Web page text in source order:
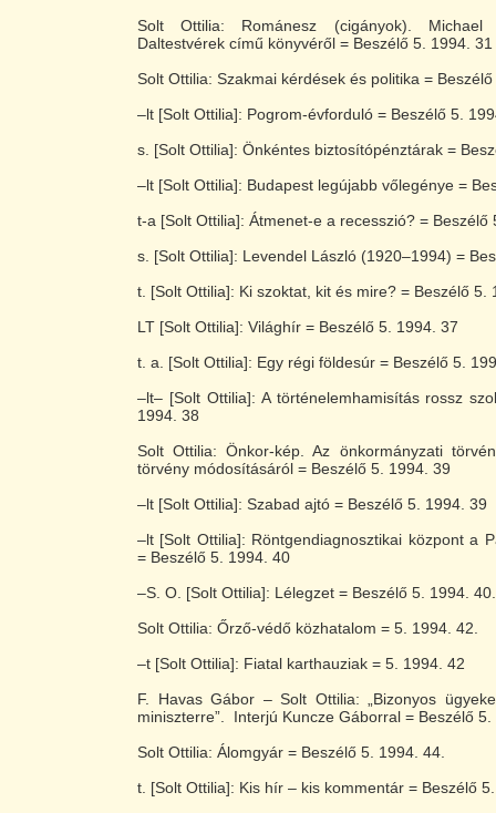
Solt Ottilia: Románesz (cigányok). Michael
Daltestvérek című könyvéről = Beszélő 5. 1994. 31
Solt Ottilia: Szakmai kérdések és politika =
–lt [Solt Ottilia]: Pogrom-évforduló = Beszélő 5.
s. [Solt Ottilia]: Önkéntes biztosítópénztárak =
–lt [Solt Ottilia]: Budapest legújabb vőlegénye =
t-a [Solt Ottilia]: Átmenet-e a recesszió? = Beszélő
s. [Solt Ottilia]: Levendel László (1920–1994) =
t. [Solt Ottilia]: Ki szoktat, kit és mire? = Beszélő 5.
LT [Solt Ottilia]: Világhír = Beszélő 5. 1994. 37
t. a. [Solt Ottilia]: Egy régi földesúr = Beszélő 5.
–lt– [Solt Ottilia]: A történelemhamisítás rossz
1994. 38
Solt Ottilia: Önkor-kép. Az önkormányzati
törvény módosításáról = Beszélő 5. 1994. 39
–lt [Solt Ottilia]: Szabad ajtó = Beszélő 5. 1994. 39
–lt [Solt Ottilia]: Röntgendiagnosztikai központ a
= Beszélő 5. 1994. 40
–S. O. [Solt Ottilia]: Lélegzet = Beszélő 5. 1994. 40.
Solt Ottilia: Őrző-védő közhatalom = 5. 1994. 42.
–t [Solt Ottilia]: Fiatal karthauziak = 5. 1994. 42
F. Havas Gábor – Solt Ottilia: „Bizonyos
miniszterre”. Interjú Kuncze Gáborral = Beszélő
Solt Ottilia: Álomgyár = Beszélő 5. 1994. 44.
t. [Solt Ottilia]: Kis hír – kis kommentár = Beszélő